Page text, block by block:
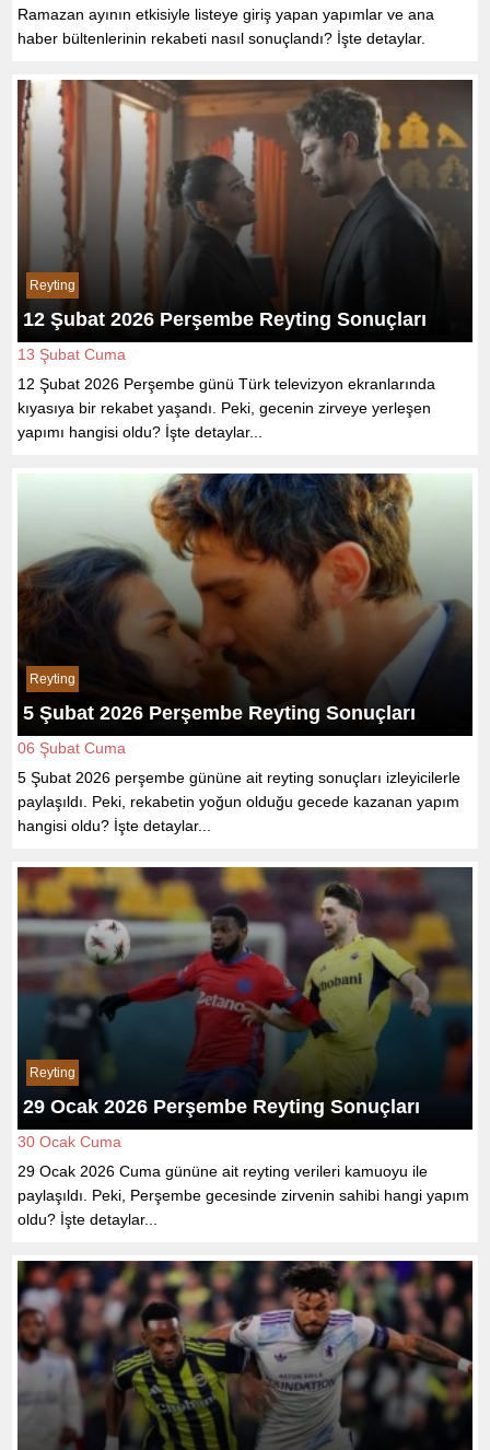
Ramazan ayının etkisiyle listeye giriş yapan yapımlar ve ana
haber bültenlerinin rekabeti nasıl sonuçlandı? İşte detaylar.
Reyting
12 Şubat 2026 Perşembe Reyting Sonuçları
13 Şubat Cuma
12 Şubat 2026 Perşembe günü Türk televizyon ekranlarında
kıyasıya bir rekabet yaşandı. Peki, gecenin zirveye yerleşen
yapımı hangisi oldu? İşte detaylar...
Reyting
5 Şubat 2026 Perşembe Reyting Sonuçları
06 Şubat Cuma
5 Şubat 2026 perşembe gününe ait reyting sonuçları izleyicilerle
paylaşıldı. Peki, rekabetin yoğun olduğu gecede kazanan yapım
hangisi oldu? İşte detaylar...
Reyting
29 Ocak 2026 Perşembe Reyting Sonuçları
30 Ocak Cuma
29 Ocak 2026 Cuma gününe ait reyting verileri kamuoyu ile
paylaşıldı. Peki, Perşembe gecesinde zirvenin sahibi hangi yapım
oldu? İşte detaylar...